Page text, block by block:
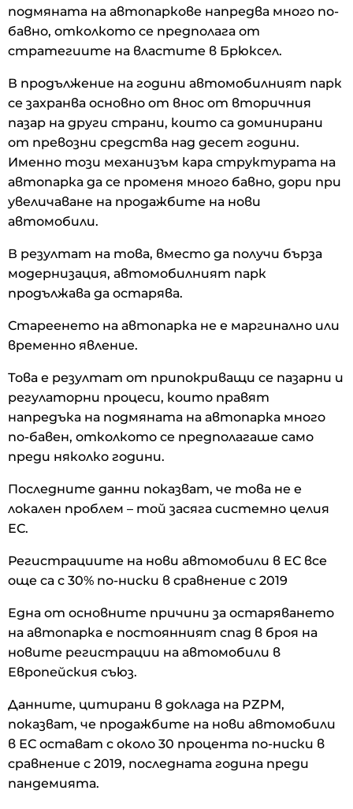
подмяната на автопаркове напредва много по-
бавно, отколкото се предполага от
стратегиите на властите в Брюксел.
В продължение на години автомобилният парк
се захранва основно от внос от вторичния
пазар на други страни, които са доминирани
от превозни средства над десет години.
Именно този механизъм кара структурата на
автопарка да се променя много бавно, дори при
увеличаване на продажбите на нови
автомобили.
В резултат на това, вместо да получи бърза
модернизация, автомобилният парк
продължава да остарява.
Стареенето на автопарка не е маргинално или
временно явление.
Това е резултат от припокриващи се пазарни и
регулаторни процеси, които правят
напредъка на подмяната на автопарка много
по-бавен, отколкото се предполагаше само
преди няколко години.
Последните данни показват, че това не е
локален проблем – той засяга системно целия
ЕС.
Регистрациите на нови автомобили в ЕС все
още са с 30% по-ниски в сравнение с 2019
Една от основните причини за остаряването
на автопарка е постоянният спад в броя на
новите регистрации на автомобили в
Европейския съюз.
Данните, цитирани в доклада на PZPM,
показват, че продажбите на нови автомобили
в ЕС остават с около 30 процента по-ниски в
сравнение с 2019, последната година преди
пандемията.